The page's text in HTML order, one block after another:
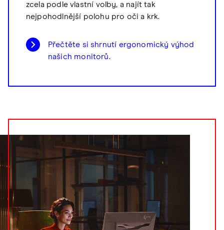
zcela podle vlastní volby, a najít tak
nejpohodlnější polohu pro oči a krk.
Přečtěte si shrnutí ergonomický výhod
našich monitorů.